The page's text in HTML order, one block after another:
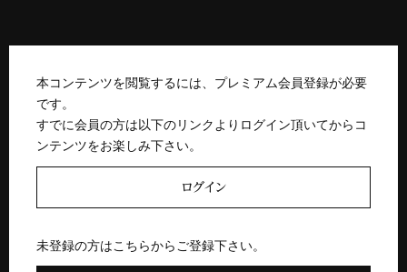
本コンテンツを閲覧するには、プレミアム会員登録が必要
です。
すでに会員の方は以下のリンクよりログイン頂いてからコ
ンテンツをお楽しみ下さい。
ログイン
未登録の方はこちらからご登録下さい。